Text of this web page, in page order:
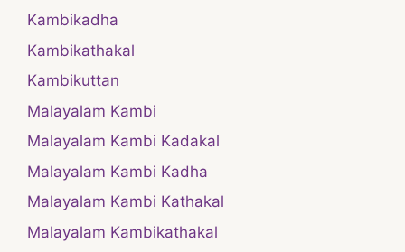
Kambikadha
Kambikathakal
Kambikuttan
Malayalam Kambi
Malayalam Kambi Kadakal
Malayalam Kambi Kadha
Malayalam Kambi Kathakal
Malayalam Kambikathakal